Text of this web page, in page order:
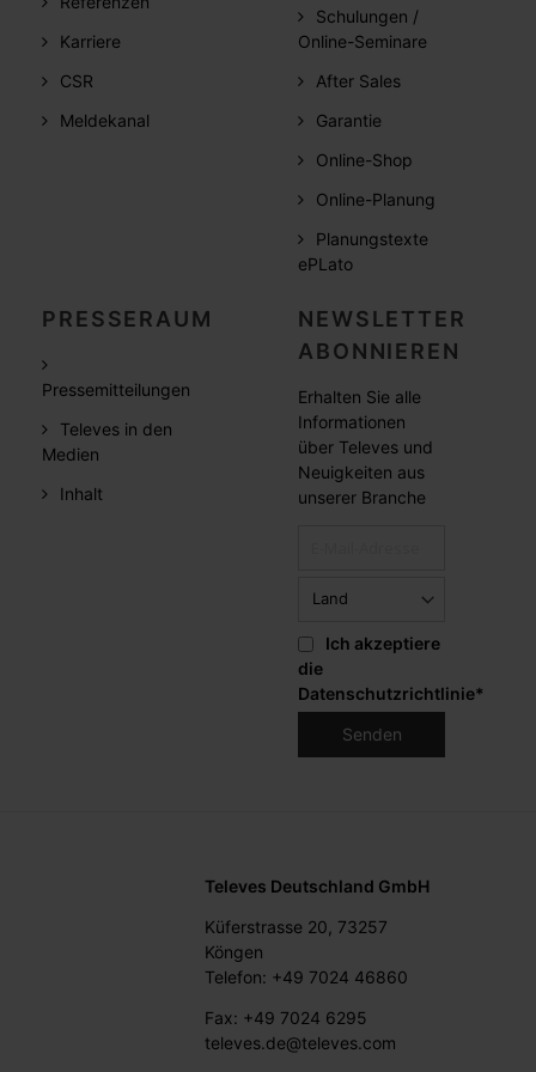
Karriere
CSR
Meldekanal
Schulungen /
Online-Seminare
After Sales
Garantie
Online-Shop
Online-Planung
Planungstexte
ePLato
PRESSERAUM
Pressemitteilungen
Televes in den
Medien
Inhalt
NEWSLETTER
ABONNIEREN
Erhalten Sie alle
Informationen
über Televes und
Neuigkeiten aus
unserer Branche
Ich akzeptiere
die
Datenschutzrichtlinie*
Televes Deutschland GmbH
Küferstrasse 20, 73257
Köngen
Telefon: +49 7024 46860
Fax: +49 7024 6295
televes.de@televes.com